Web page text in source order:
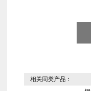
相关同类产品：